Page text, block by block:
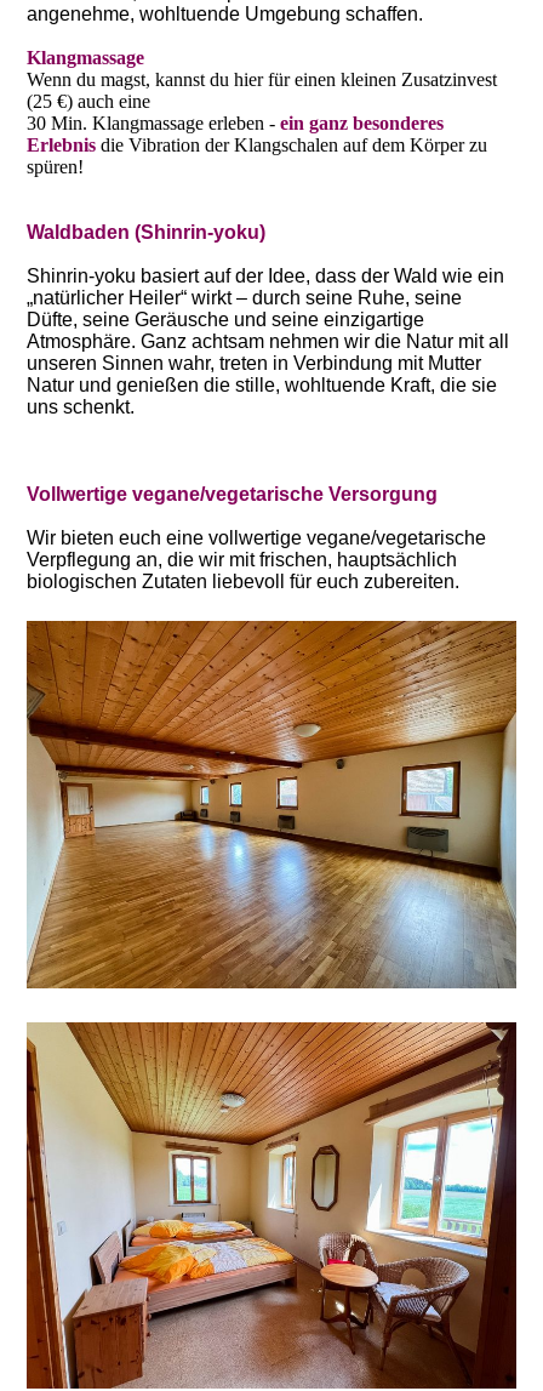
angenehme, wohltuende Umgebung schaffen.
Klangmassage
Wenn du magst, kannst du hier für einen kleinen Zusatzinvest
(25 €) auch eine
30 Min. Klangmassage erleben -ein ganz besonderes
Erlebnis die Vibration der Klangschalen auf dem Körper zu
spüren!
Waldbaden (Shinrin-yoku)
Shinrin-yoku basiert auf der Idee, dass der Wald wie ein
„natürlicher Heiler“ wirkt – durch seine Ruhe, seine
Düfte, seine Geräusche und seine einzigartige
Atmosphäre. Ganz achtsam nehmen wir die Natur mit all
unseren Sinnen wahr, treten in Verbindung mit Mutter
Natur und genießen die stille, wohltuende Kraft, die sie
uns schenkt.
Vollwertige vegane/vegetarische Versorgung
Wir bieten euch eine vollwertige vegane/vegetarische
Verpflegung an, die wir mit frischen, hauptsächlich
biologischen Zutaten liebevoll für euch zubereiten.